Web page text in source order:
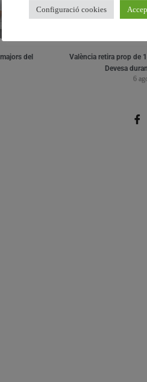
del
València retira prop de
Devesa
6
Configuració cookies